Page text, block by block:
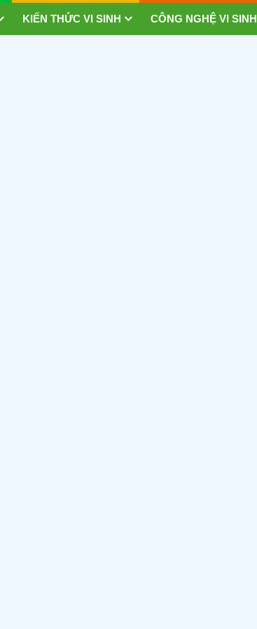
KIẾN THỨC VI SINH CÔNG NGHỆ VI SINH